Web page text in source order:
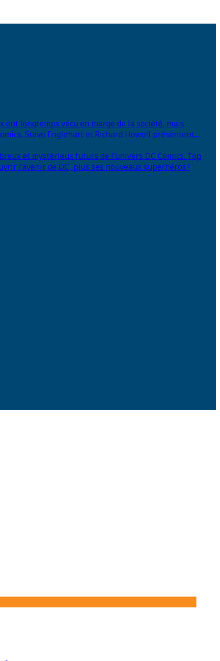
longtemps vécu en marge de la société, mais
Steve Englehart et Richard Howell présentent…
et mystérieux futurs de l’univers DC Comics. Top
l’avenir de DC, plus ses nouveaux superhéros !